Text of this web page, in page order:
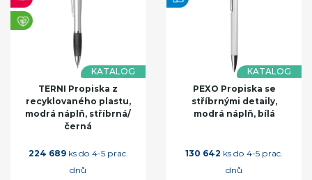
KATALOG
TERNI Propiska z
recyklovaného plastu,
modrá náplň, stříbrná/
černá
224 689ks do 4-5 prac.
dnů
KATALOG
PEXO Propiska se
stříbrnými detaily,
modrá náplň, bílá
130 642 ks do 4-5 prac.
dnů